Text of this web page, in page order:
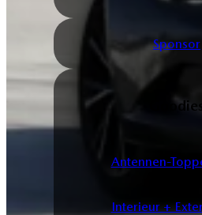
Sponsor
Goodies
Antennen-
Interieur +